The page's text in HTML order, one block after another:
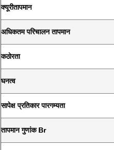
क्यूरीतापमान
अधिकतम परिचालन तापमान
कठोरता
घनत्व
सापेक्ष प्रतिकार पारगम्यता
तापमान गुणांक Br